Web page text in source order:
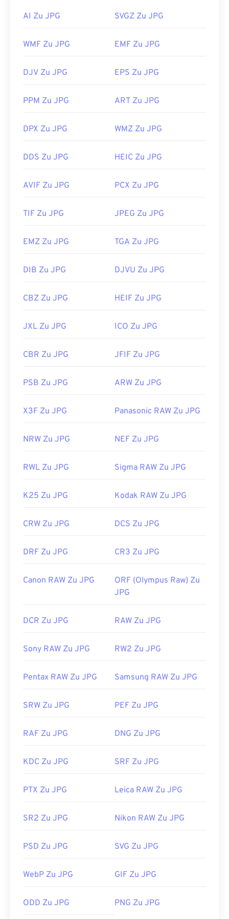
Anwendung zum Öffnen der Datei auszuwählen,
Chrome
, Microsoft-Anwendungen wie
Ändern der Größe von JPEG-Bildern unser Tool
Entwickelt von:
Joint Photographic Experts Group
Erstveröffentlichung:
18. September 1992
Verwenden Sie unseren
Farbwähler,um Farben aus
AI Zu JPG SVGZ Zu JPG
WMF Zu JPG EMF Zu JPG
DJV Zu JPG EPS Zu JPG
PPM Zu JPG ART Zu JPG
DPX Zu JPG WMZ Zu JPG
DDS Zu JPG HEIC Zu JPG
AVIF Zu JPG PCX Zu JPG
TIF Zu JPG JPEG Zu JPG
EMZ Zu JPG TGA Zu JPG
DIB Zu JPG DJVU Zu JPG
CBZ Zu JPG HEIF Zu JPG
JXL Zu JPG ICO Zu JPG
CBR Zu JPG JFIF Zu JPG
PSB Zu JPG ARW Zu JPG
X3F Zu JPG Panasonic RAW Zu JPG
NRW Zu JPG NEF Zu JPG
RWL Zu JPG Sigma RAW Zu JPG
K25 Zu JPG Kodak RAW Zu JPG
CRW Zu JPG DCS Zu JPG
DRF Zu JPG CR3 Zu JPG
Canon RAW Zu JPG
ORF (Olympus Raw) Zu
JPG
DCR Zu JPG RAW Zu JPG
Sony RAW Zu JPG RW2 Zu JPG
Pentax RAW Zu JPG Samsung RAW Zu JPG
SRW Zu JPG PEF Zu JPG
RAF Zu JPG DNG Zu JPG
KDC Zu JPG SRF Zu JPG
PTX Zu JPG Leica RAW Zu JPG
SR2 Zu JPG Nikon RAW Zu JPG
PSD Zu JPG SVG Zu JPG
WebP Zu JPG GIF Zu JPG
ODD Zu JPG PNG Zu JPG